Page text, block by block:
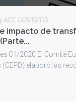
AEC GOVERTIS
impacto de
01/2020 El Comité
elaboró las